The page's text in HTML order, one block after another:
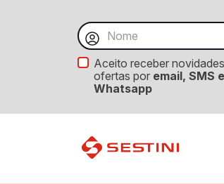
Aceito receber
ofertas por email, SMS e
Whatsapp